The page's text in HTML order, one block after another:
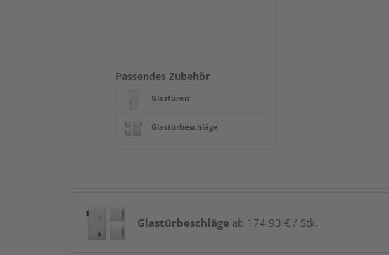
Passendes Zubehör
Glastüren
Glastürbeschläge
Glastürbeschläge ab 174,93 € / Stk.